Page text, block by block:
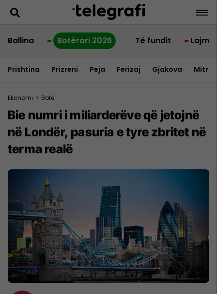
Ballina Botërori 2026 Të fundit Lajme
Prishtina Prizreni Peja Ferizaj Gjakova
Ekonomi > Botë
Bie numri i miliarderëve që jetojnë
në Londër, pasuria e tyre zbritet në
terma realë